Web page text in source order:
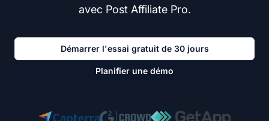
avec Post Affiliate Pro.
Démarrer l'essai gratuit de 30 jours
Planifier une démo